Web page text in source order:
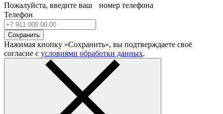
Пожалуйста, введите ваш номер телефона
Телефон
Сохранить
Нажимая кнопку «Сохранить», вы подтверждаете своё
согласие с условиями обработки данных.